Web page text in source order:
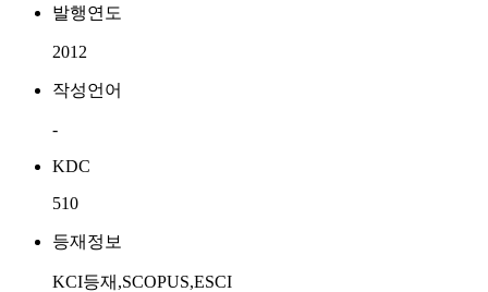
발행연도
2012
작성언어
-
KDC
510
등재정보
KCI등재,SCOPUS,ESCI